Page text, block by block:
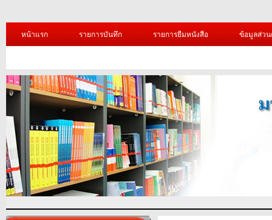
หน้าแรก รายการบันทึก รายการยืมหนังสือ ข้อมูลส่ว